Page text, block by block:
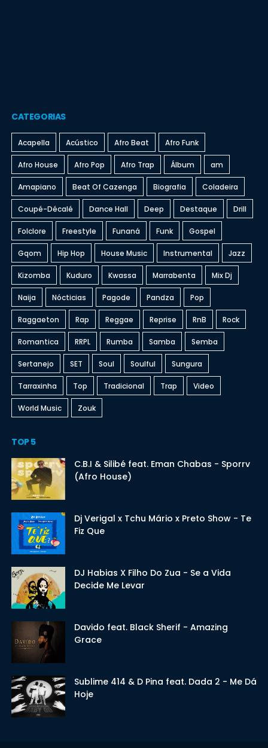
CATEGORIAS
Acapella Acústico Afro Beat Afro Funk
Afro House Afro Pop Afro Trap Álbum am
Amapiano Beat Of Cazenga Biografia Coladeira
Coupé-Décalé Dance Hall Deep Destaque Drill
Folclore Freestyle Funaná Funk Gospel
Gqom Hip Hop House Music Instrumental Jazz
Kizomba Kuduro Kwassa Marrabenta Mix Dj
Naija Nócticias Pagode Pandza Pop
Raggaeton Rap Reggae Reprise RnB Rock
Romantica RRPL Rumba Samba Semba
Sertanejo SET Soul Soulful Sungura
Tarraxinha Top Tradicional Trap Video
World Music Zouk
TOP 5
C.B.I & Silibé feat. Eman Chabas - Sporrv
(Afro House)
Dj Verigal x Tchu Mário x Preto Show - Te
Fiz Que
DJ Habias X Filho Do Zua - Se a Vida
Decide Me Levar
Davido feat. Black Sherif - Amazing
Grace
Sublime 414 & D Pina feat. Dada 2 - Me Dá
Hoje